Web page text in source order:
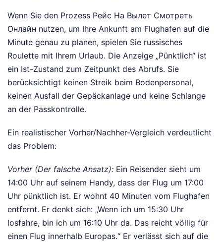
Wenn Sie den Prozess Рейс На Вылет Смотреть
Онлайн nutzen, um Ihre Ankunft am Flughafen auf die
Minute genau zu planen, spielen Sie russisches
Roulette mit Ihrem Urlaub. Die Anzeige „Pünktlich“ ist
ein Ist-Zustand zum Zeitpunkt des Abrufs. Sie
berücksichtigt keinen Streik beim Bodenpersonal,
keinen Ausfall der Gepäckanlage und keine Schlange
an der Passkontrolle.
Ein realistischer Vorher/Nachher-Vergleich verdeutlicht
das Problem:
Vorher (Der falsche Ansatz): Ein Reisender sieht um
14:00 Uhr auf seinem Handy, dass der Flug um 17:00
Uhr pünktlich ist. Er wohnt 40 Minuten vom Flughafen
entfernt. Er denkt sich: „Wenn ich um 15:30 Uhr
losfahre, bin ich um 16:10 Uhr da. Das reicht völlig für
einen Flug innerhalb Europas.“ Er verlässt sich auf die